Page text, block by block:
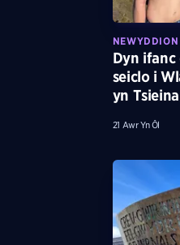
NEWYDDION
Dyn
seiclo i
yn Tsieina
21 Awr Yn Ôl